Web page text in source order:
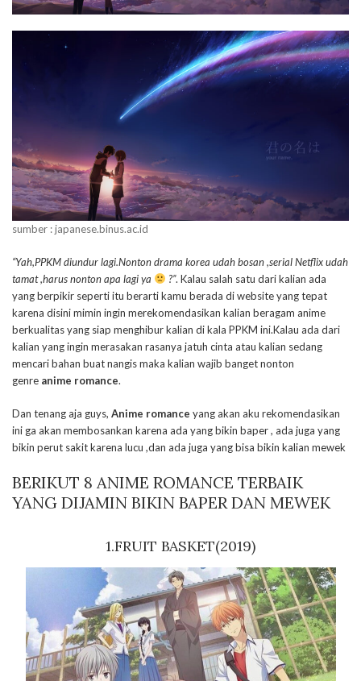
sumber : japanese.binus.ac.id
“Yah,PPKM diundur lagi.Nonton drama korea udah bosan ,serial Netflix udah
tamat ,harus nonton apa lagi ya
?”. Kalau salah satu dari kalian ada
yang berpikir seperti itu berarti kamu berada di website yang tepat
karena disini mimin ingin merekomendasikan kalian beragam anime
berkualitas yang siap menghibur kalian di kala PPKM ini.Kalau ada dari
kalian yang ingin merasakan rasanya jatuh cinta atau kalian sedang
mencari bahan buat nangis maka kalian wajib banget nonton
genre anime romance.
Dan tenang aja guys, Anime romance yang akan aku rekomendasikan
ini ga akan membosankan karena ada yang bikin baper , ada juga yang
bikin perut sakit karena lucu ,dan ada juga yang bisa bikin kalian mewek
BERIKUT 8 ANIME ROMANCE TERBAIK
YANG DIJAMIN BIKIN BAPER DAN MEWEK
1.FRUIT BASKET(2019)